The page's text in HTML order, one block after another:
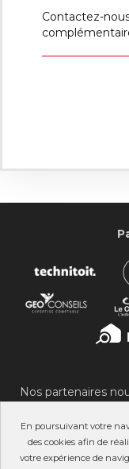
En poursuivant votre
des cookies afin de
votre expérience de
Contactez-
Nos partenaires